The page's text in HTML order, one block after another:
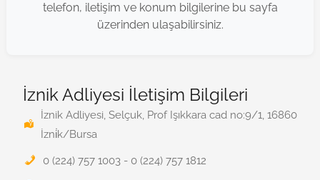
telefon, iletişim ve konum bilgilerine bu sayfa
üzerinden ulaşabilirsiniz.
İznik Adliyesi İletişim Bilgileri
İznik Adliyesi, Selçuk, Prof Işıkkara cad no:9/1, 16860
İzni̇k/Bursa
0 (224) 757 1003 - 0 (224) 757 1812